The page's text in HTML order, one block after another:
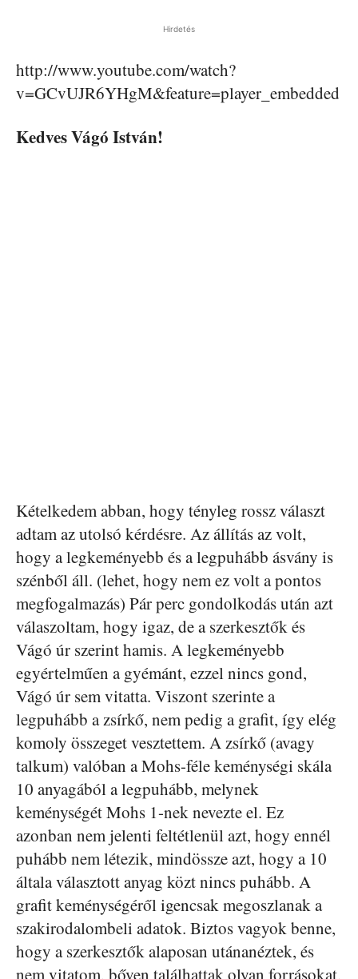
Hirdetés
http://www.youtube.com/watch?
v=GCvUJR6YHgM&feature=player_embedded
Kedves Vágó István!
Kételkedem abban, hogy tényleg rossz választ
adtam az utolsó kérdésre. Az állítás az volt,
hogy a legkeményebb és a legpuhább ásvány is
szénből áll. (lehet, hogy nem ez volt a pontos
megfogalmazás) Pár perc gondolkodás után azt
válaszoltam, hogy igaz, de a szerkesztők és
Vágó úr szerint hamis. A legkeményebb
egyértelműen a gyémánt, ezzel nincs gond,
Vágó úr sem vitatta. Viszont szerinte a
legpuhább a zsírkő, nem pedig a grafit, így elég
komoly összeget vesztettem. A zsírkő (avagy
talkum) valóban a Mohs-féle keménységi skála
10 anyagából a legpuhább, melynek
keménységét Mohs 1-nek nevezte el. Ez
azonban nem jelenti feltétlenül azt, hogy ennél
puhább nem létezik, mindössze azt, hogy a 10
általa választott anyag közt nincs puhább. A
grafit keménységéről igencsak megoszlanak a
szakirodalombeli adatok. Biztos vagyok benne,
hogy a szerkesztők alaposan utánanéztek, és
nem vitatom, bőven találhattak olyan forrásokat,